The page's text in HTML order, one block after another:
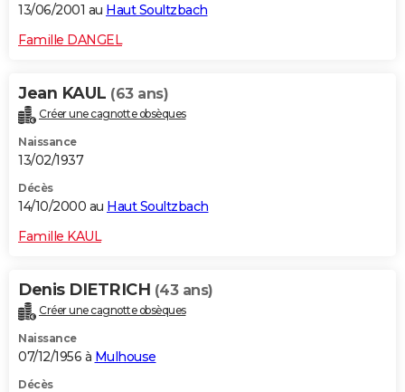
13/06/2001 au Haut Soultzbach
Famille DANGEL
Jean KAUL (63 ans)
Créer une cagnotte obsèques
Naissance
13/02/1937
Décès
14/10/2000 au Haut Soultzbach
Famille KAUL
Denis DIETRICH (43 ans)
Créer une cagnotte obsèques
Naissance
07/12/1956 à Mulhouse
Décès